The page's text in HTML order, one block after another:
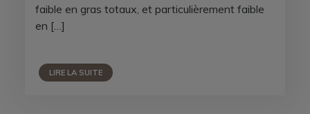
faible en gras totaux, et particulièrement faible
en […]
LIRE LA SUITE